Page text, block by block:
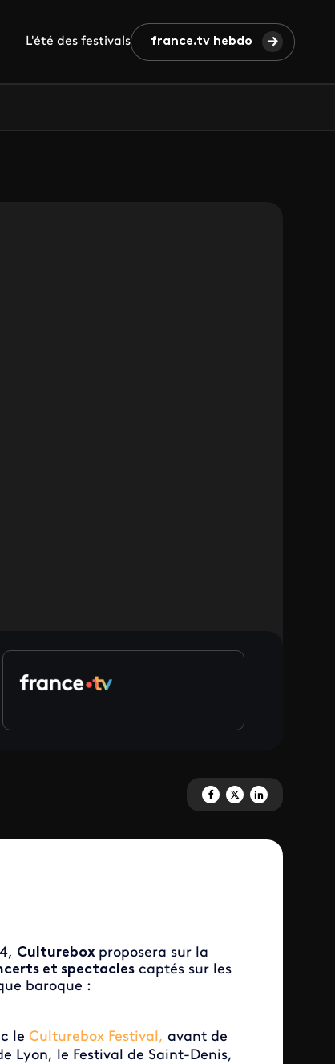
L'été des festivals france.tv hebdo
Partagez 'FESTIVALS' sur
Partagez 'FESTIVALS' sur
Partagez
Culturebox proposera sur la
et spectaclescaptés sur les
baroque :
le Culturebox Festival, avant de
Lyon, le Festival de Saint-Denis,